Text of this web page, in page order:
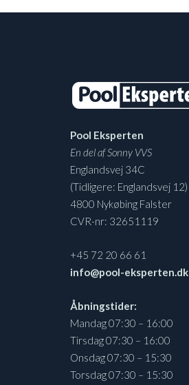
Pool Eksperten
En del af Sonny VVS
Englandsvej 34C
(Tidligere: Englandsvej 12)
4800 Nykøbing Falster
CVR-nr: 32651119
+45 72 20 66 61
info@pool-eksperten.dk
Åbningstider:
Mandag 07:30 – 16:00
Tirsdag 07:30 – 16:00
Onsdag 07:30 – 15:30
Torsdag 07:30 – 15:30